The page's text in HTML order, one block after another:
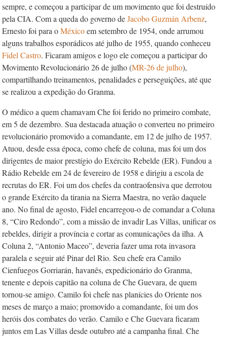
sempre, e começou a participar de um movimento que foi destruído
pela CIA. Com a queda do governo deJacobo Guzmán Arbenz,
Ernesto foi para oMéxicoem setembro de 1954, onde arrumou
alguns trabalhos esporádicos até julho de 1955, quando conheceu
Fidel Castro. Ficaram amigos e logo ele começou a participar do
Movimento Revolucionário 26 de julho (MR-26 de julho),
compartilhando treinamentos, penalidades e perseguições, até que
se realizou a expedição doGranma.
O médico a quem chamavam Che foi ferido no primeiro combate,
em 5 de dezembro. Sua destacada atuação o converteu no primeiro
revolucionário promovido a comandante, em 12 de julho de 1957.
Atuou, desde essa época, como chefe de coluna, mas foi um dos
dirigentes de maior prestígio do Exército Rebelde (ER). Fundou a
Rádio Rebelde em 24 de fevereiro de 1958 e dirigiu a escola de
recrutas do ER. Foi um dos chefes da contraofensiva que derrotou
o grande Exército da tirania na Sierra Maestra, no verão daquele
ano. No final de agosto, Fidel encarregou-o de comandar a Coluna
8, “Ciro Redondo”, com a missão de invadir Las Villas, unificar os
rebeldes, dirigir a província e cortar as comunicações da ilha. A
Coluna 2, “Antonio Maceo”, deveria fazer uma rota invasora
paralela e seguir até Pinar del Rio. Seu chefe era Camilo
Cienfuegos Gorriarán, havanês, expedicionário doGranma,
tenente e depois capitão na coluna de Che Guevara, de quem
tornou-se amigo. Camilo foi chefe nas planícies do Oriente nos
meses de março a maio; promovido a comandante, foi um dos
heróis dos combates do verão. Camilo e Che Guevara ficaram
juntos em Las Villas desde outubro até a campanha final. Che